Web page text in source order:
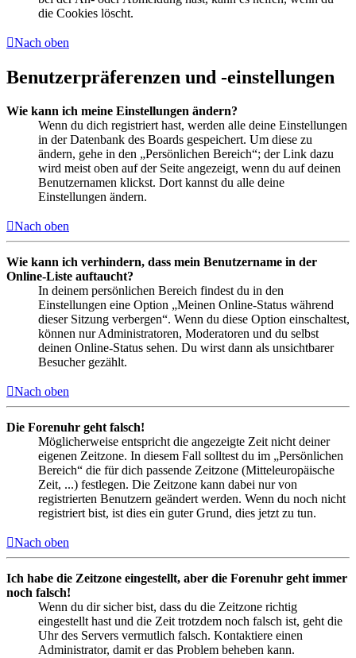
die Cookies löscht.
Nach oben
Benutzerpräferenzen und -einstellungen
Wie kann ich meine Einstellungen ändern?
Wenn du dich registriert hast, werden alle deine Einstellungen
in der Datenbank des Boards gespeichert. Um diese zu
ändern, gehe in den „Persönlichen Bereich“; der Link dazu
wird meist oben auf der Seite angezeigt, wenn du auf deinen
Benutzernamen klickst. Dort kannst du alle deine
Einstellungen ändern.
Nach oben
Wie kann ich verhindern, dass mein Benutzername in der
Online-Liste auftaucht?
In deinem persönlichen Bereich findest du in den
Einstellungen eine Option „Meinen Online-Status während
dieser Sitzung verbergen“. Wenn du diese Option einschaltest,
können nur Administratoren, Moderatoren und du selbst
deinen Online-Status sehen. Du wirst dann als unsichtbarer
Besucher gezählt.
Nach oben
Die Forenuhr geht falsch!
Möglicherweise entspricht die angezeigte Zeit nicht deiner
eigenen Zeitzone. In diesem Fall solltest du im „Persönlichen
Bereich“ die für dich passende Zeitzone (Mitteleuropäische
Zeit, ...) festlegen. Die Zeitzone kann dabei nur von
registrierten Benutzern geändert werden. Wenn du noch nicht
registriert bist, ist dies ein guter Grund, dies jetzt zu tun.
Nach oben
Ich habe die Zeitzone eingestellt, aber die Forenuhr geht immer
noch falsch!
Wenn du dir sicher bist, dass du die Zeitzone richtig
eingestellt hast und die Zeit trotzdem noch falsch ist, geht die
Uhr des Servers vermutlich falsch. Kontaktiere einen
Administrator, damit er das Problem beheben kann.